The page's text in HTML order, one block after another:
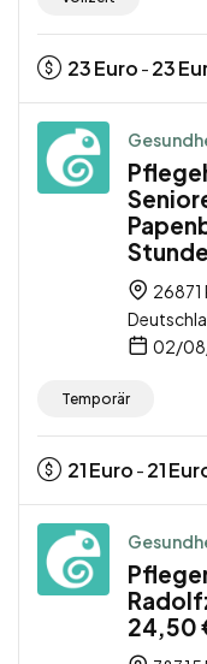
23Euro - 23
26871
02/
Temporär
21Euro - 21
24,50